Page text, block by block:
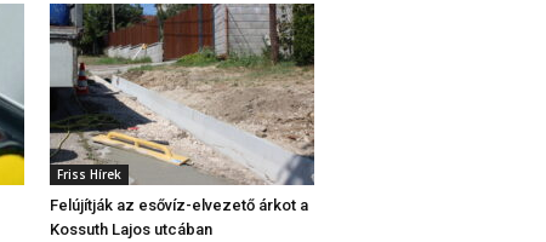
Friss Hírek
Felújítják az esővíz-elvezető árkot a
Kossuth Lajos utcában